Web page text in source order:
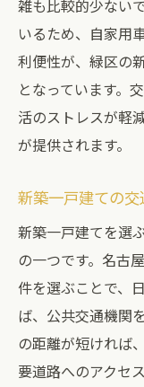
雑も比較的少ない
いるため、自家用
利便性が、緑区の
となっています。
活のストレスが軽
が提供されます。
新築一戸建ての
新築一戸建てを選
の一つです。名古
件を選ぶことで、
ば、公共交通機関
の距離が短ければ
要道路へのアクセ